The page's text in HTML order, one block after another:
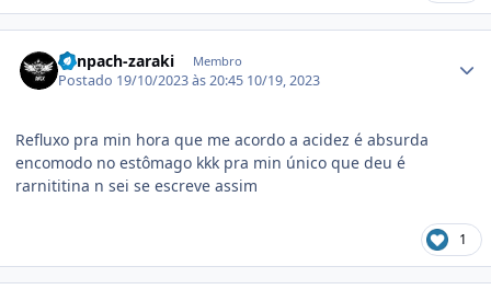
kenpach-zaraki Membro
Postado 19/10/2023 às 20:45 10/19, 2023
Refluxo pra min hora que me acordo a acidez é absurda
encomodo no estômago kkk pra min único que deu é
rarnititina n sei se escreve assim
1